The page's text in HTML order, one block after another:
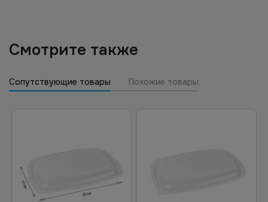
Смотрите также
Сопутствующие товары Похожие товары